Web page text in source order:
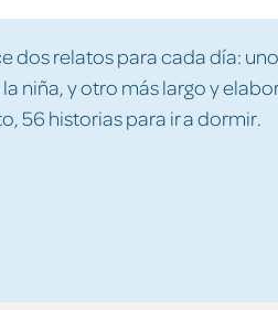
dos relatos para cada día:
niña, y otro más largo y
56 historias para ir a dormir.